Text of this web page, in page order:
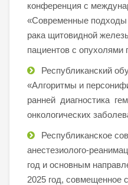
конференция с
«Современные подходы
рака щитовидной
пациентов с опухолями
Республиканский
«Алгоритмы и
ранней диагностика
онкологических
Республиканское
анестезиолого-
год и основным
2025 год, совмещенное